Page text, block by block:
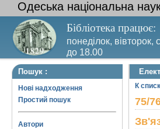
Одеська національна
Бібліотека працює:
понеділок, вівторок,
до 18.00
Вихідний день –
Пошук :
Нові надходження
Простий пошук
Автори
К
75/